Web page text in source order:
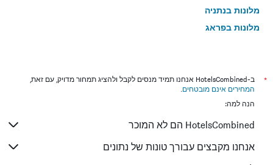
מלונות בנתניה
מלונות בפראג
מלונות בניו יורק
מלונות בבנגקוק
מלונות בבוקרשט
מלונות בפאפוס
*
ב-HotelsCombined אנחנו תמיד מנסים לקבל ולהציג תמחור מדויק, עם זאת,
המחירים אינם מובטחים.
הנה למה:
HotelsCombined הם לא המוכר
אנחנו מקבצים עבורך טונות של נתונים